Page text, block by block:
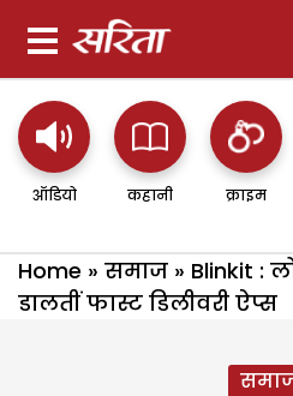
ऑडियो कहानी क्राइम
Home » समाज » Blinkit :
डालतीं फास्ट डिलीवरी ऐप्स